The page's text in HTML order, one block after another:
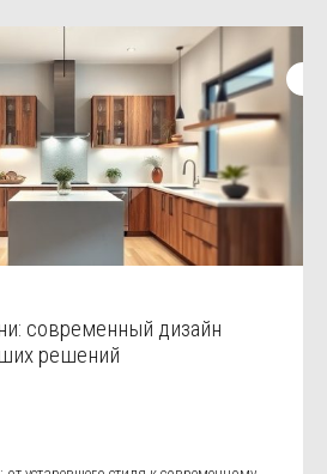
современный дизайн
решений